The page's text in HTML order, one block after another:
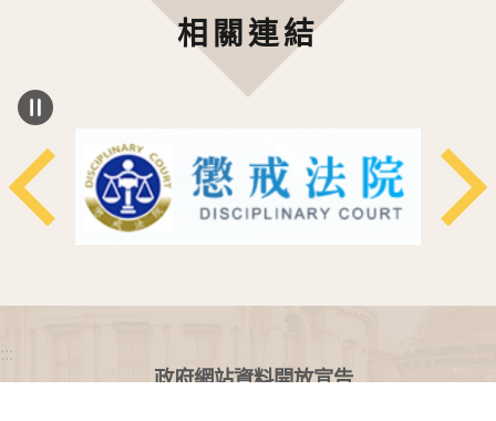
相關連結
:::
政府網站資料開放宣告